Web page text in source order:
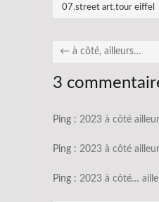
07,street art,tour eiffel
← à côté, ailleurs…
3
Ping : 2023 à côté
Ping : 2023 à côté
Ping : 2023 à côté…